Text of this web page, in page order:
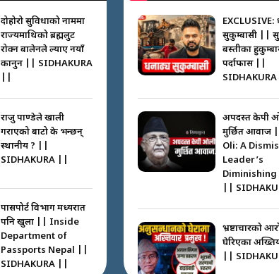
दोहोरो सुविधाको नाममा
राज्यमाथिको ब्रह्मलुट
रोक्न बालेनले ल्याए नयाँ
कानुन || SIDHAKURA
राजु पाण्डेले खाली
गराएको बाटो के भन्छन्
स्थानीय ? ||
SIDHAKURA ||
पासपोर्ट विभाग मध्यरात
पनि खुला || Inside
Department of
Passports Nepal ||
SIDHAKURA ||
EXCLUSIVE:
सुकुम्बासी ||
बस्तीका
पर्दाफास ||
अपदस्त केपी
मुर्छित आवाज
Oli: A
Leader’s
Diminishing
||
भ्रष्टाचारको
घेरिएका
||